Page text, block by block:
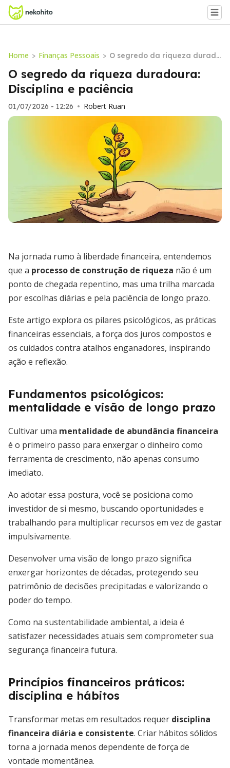
Home > Finanças Pessoais > O segredo da riqueza durado
ura: Disciplina e paciência
O segredo da riqueza duradoura:
Disciplina e paciência
01/07/2026 - 12:26 • Robert Ruan
Na jornada rumo à liberdade financeira, entendemos
que a processo de construção de riqueza não é um
ponto de chegada repentino, mas uma trilha marcada
por escolhas diárias e pela paciência de longo prazo.
Este artigo explora os pilares psicológicos, as práticas
financeiras essenciais, a força dos juros compostos e
os cuidados contra atalhos enganadores, inspirando
ação e reflexão.
Fundamentos psicológicos:
mentalidade e visão de longo prazo
Cultivar uma mentalidade de abundância financeira
é o primeiro passo para enxergar o dinheiro como
ferramenta de crescimento, não apenas consumo
imediato.
Ao adotar essa postura, você se posiciona como
investidor de si mesmo, buscando oportunidades e
trabalhando para multiplicar recursos em vez de gastar
impulsivamente.
Desenvolver uma visão de longo prazo significa
enxergar horizontes de décadas, protegendo seu
patrimônio de decisões precipitadas e valorizando o
poder do tempo.
Como na sustentabilidade ambiental, a ideia é
satisfazer necessidades atuais sem comprometer sua
segurança financeira futura.
Princípios financeiros práticos:
disciplina e hábitos
Transformar metas em resultados requer disciplina
financeira diária e consistente. Criar hábitos sólidos
torna a jornada menos dependente de força de
vontade momentânea.